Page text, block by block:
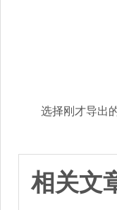
选择刚才导出的
相关文